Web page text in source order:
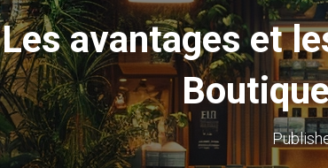
Les avantages et